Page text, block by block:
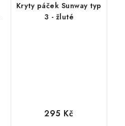
Kryty páček Sunway typ
3 - žluté
295 Kč